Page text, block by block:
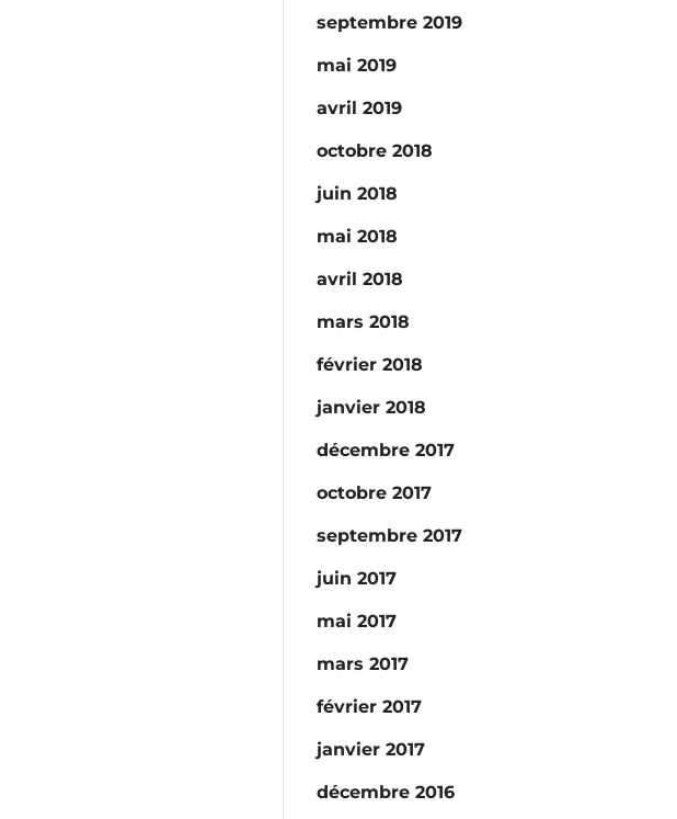
septembre 2019
mai 2019
avril 2019
octobre 2018
juin 2018
mai 2018
avril 2018
mars 2018
février 2018
janvier 2018
décembre 2017
octobre 2017
septembre 2017
juin 2017
mai 2017
mars 2017
février 2017
janvier 2017
décembre 2016